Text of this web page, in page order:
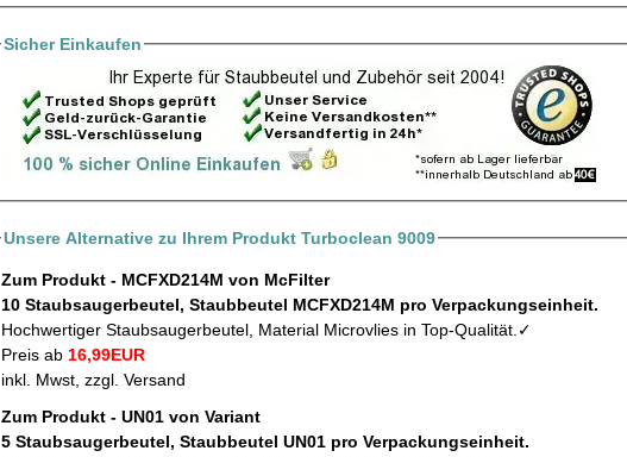
Sicher Einkaufen
Unsere Alternative zu Ihrem Produkt Turboclean 9009
Zum Produkt - MCFXD214M von McFilter
10 Staubsaugerbeutel, Staubbeutel MCFXD214M pro Verpackungseinheit.
Hochwertiger Staubsaugerbeutel, Material Microvlies in Top-Qualität.✓
Preis ab 16,99EUR
inkl. Mwst, zzgl. Versand
Zum Produkt - UN01 von Variant
5 Staubsaugerbeutel, Staubbeutel UN01 pro Verpackungseinheit.